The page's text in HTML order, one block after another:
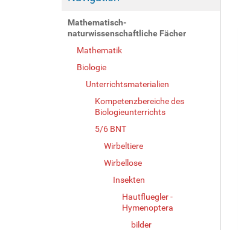
Mathematisch-
naturwissenschaftliche Fächer
Mathematik
Biologie
Unterrichtsmaterialien
Kompetenzbereiche des
Biologieunterrichts
5/6 BNT
Wirbeltiere
Wirbellose
Insekten
Hautfluegler -
Hymenoptera
bilder